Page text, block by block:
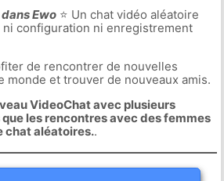
Ewo⭐ Un chat vidéo aléatoire
ni configuration ni enregistrement
de rencontrer de nouvelles
monde et trouver de nouveaux amis.
VideoChat avec plusieurs
les rencontres avec des femmes
chat aléatoires..